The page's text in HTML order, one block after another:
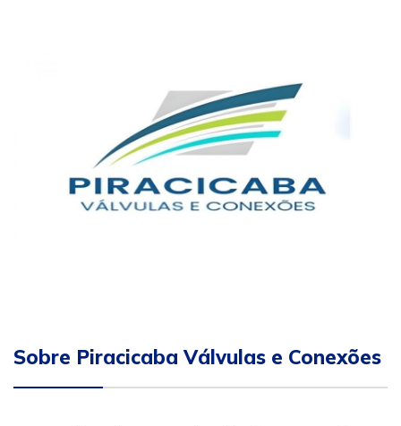
Sobre Piracicaba Válvulas e Conexões